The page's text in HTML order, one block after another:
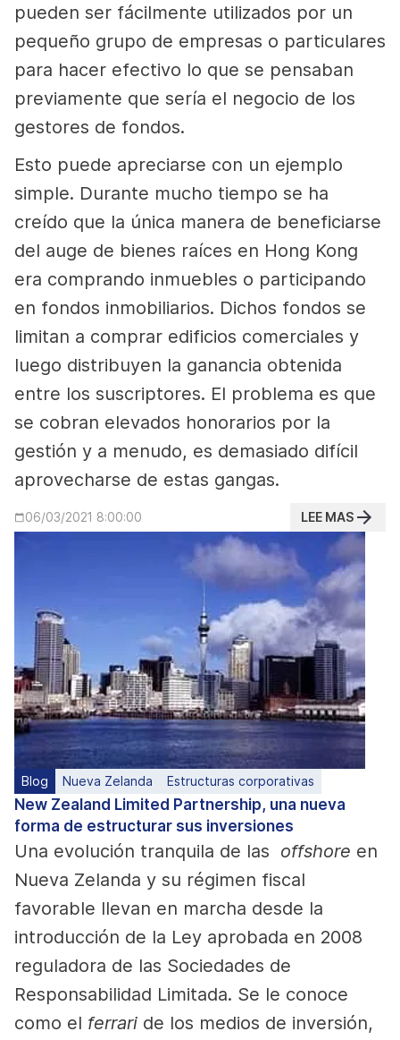
pueden ser fácilmente utilizados por un
pequeño grupo de empresas o particulares
para hacer efectivo lo que se pensaban
previamente que sería el negocio de los
gestores de fondos.
Esto puede apreciarse con un ejemplo
simple. Durante mucho tiempo se ha
creído que la única manera de beneficiarse
del auge de bienes raíces en Hong Kong
era comprando inmuebles o participando
en fondos inmobiliarios. Dichos fondos se
limitan a comprar edificios comerciales y
luego distribuyen la ganancia obtenida
entre los suscriptores. El problema es que
se cobran elevados honorarios por la
gestión y a menudo, es demasiado difícil
aprovecharse de estas gangas.
06/03/2021 8:00:00 LEE MAS
Blog Nueva Zelanda Estructuras corporativas
New Zealand Limited Partnership, una nueva
forma de estructurar sus inversiones
Una evolución tranquila de las offshore en
Nueva Zelanda y su régimen fiscal
favorable llevan en marcha desde la
introducción de la Ley aprobada en 2008
reguladora de las Sociedades de
Responsabilidad Limitada. Se le conoce
como el ferrari de los medios de inversión,